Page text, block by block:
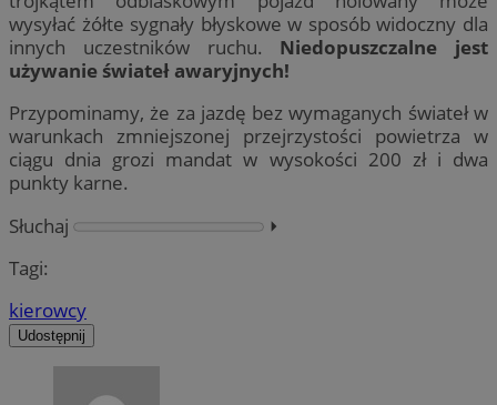
wysyłać żółte sygnały błyskowe w sposób widoczny dla
innych uczestników ruchu. Niedopuszczalne jest
używanie świateł awaryjnych!
Przypominamy, że za jazdę bez wymaganych świateł w
warunkach zmniejszonej przejrzystości powietrza w
ciągu dnia grozi mandat w wysokości 200 zł i dwa
punkty karne.
Słuchaj
⏵︎
Tagi:
kierowcy
Udostępnij